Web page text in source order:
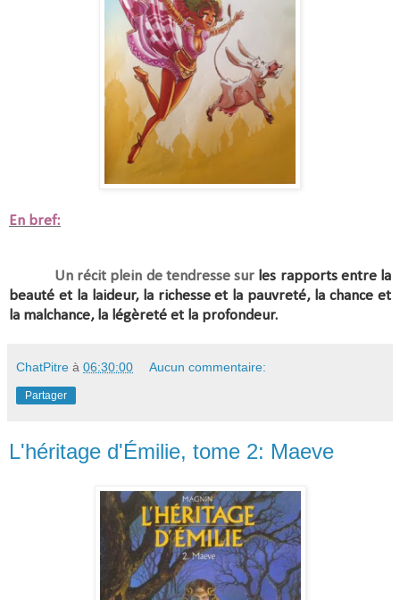
En bref:
Un récit plein de tendresse sur les rapports entre la
beauté et la laideur, la richesse et la pauvreté, la chance et
la malchance, la légèreté et la profondeur.
ChatPitre à 06:30:00 Aucun commentaire:
Partager
L'héritage d'Émilie, tome 2: Maeve